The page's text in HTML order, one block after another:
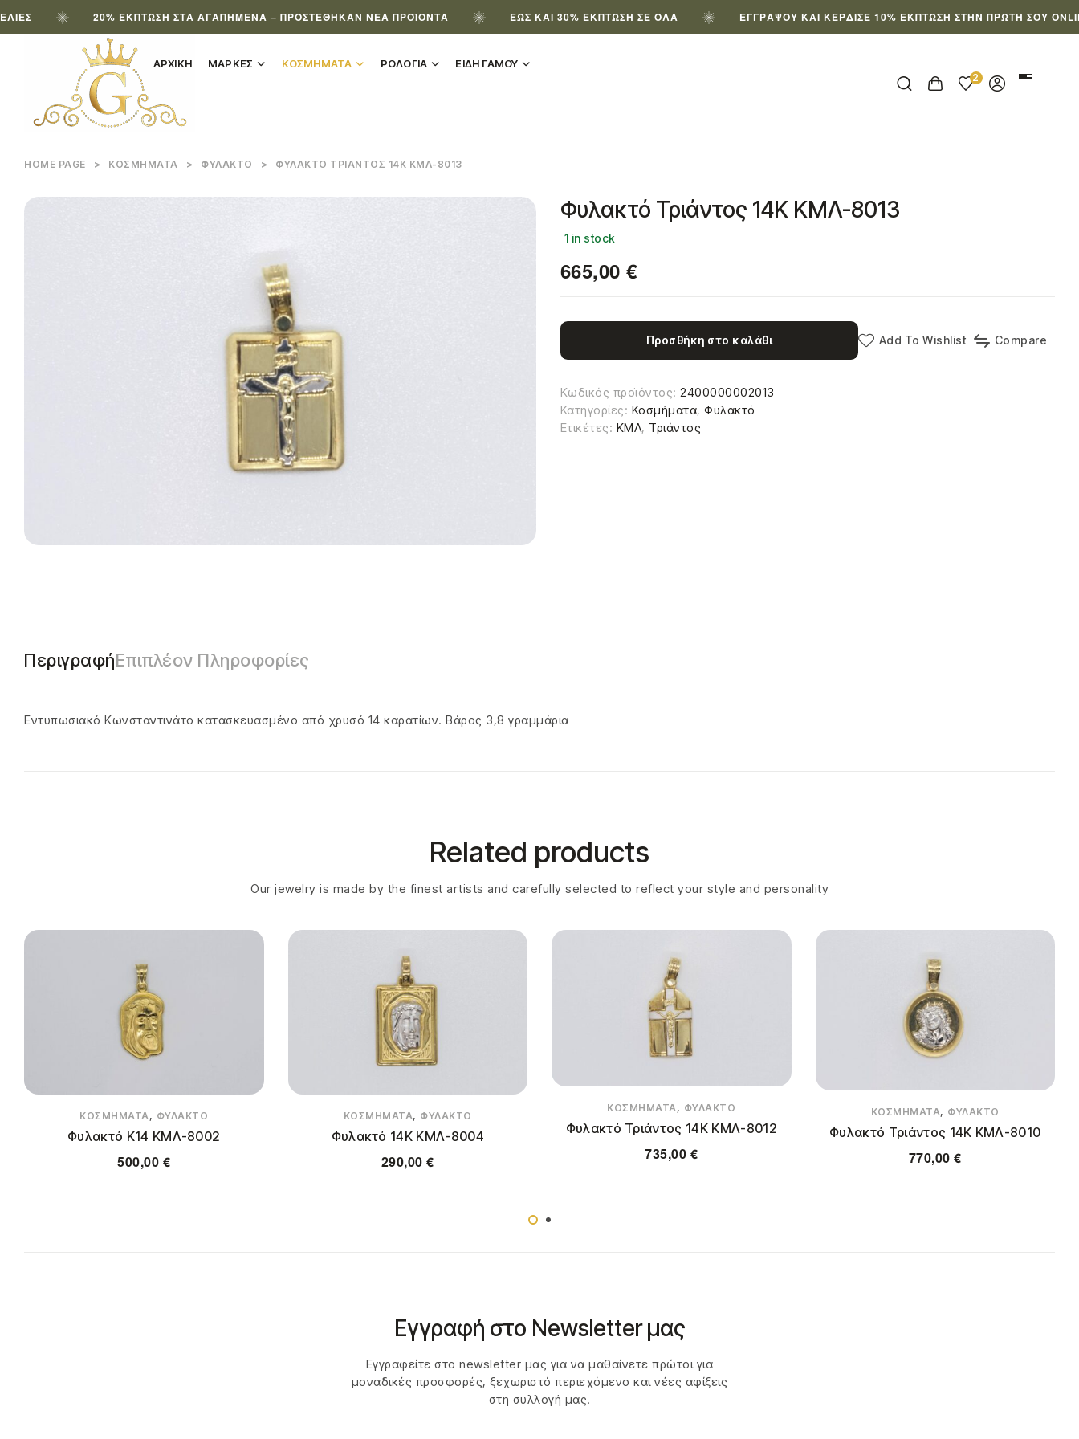
20% ΈΚΠΤΩΣΗ ΣΤΑ ΑΓΑΠΗΜΈΝΑ – ΠΡΟΣΤΈΘΗΚΑΝ ΝΈΑ ΠΡΟΪΌΝΤΑ ΈΩΣ ΚΑΙ 30% ΈΚΠΤΩΣΗ ΣΕ ΌΛΑ ΕΓΓΡΆΨΟΥ ΚΑΙ ΚΈΡΔΙΣΕ 10% ΈΚΠΤΩΣΗ ΣΤΗΝ ΠΡΏΤΗ ΣΟΥ ONLINE
ΑΡΧΙΚΗ ΜΑΡΚΕΣ ΚΟΣΜΗΜΑΤΑ ΡΟΛΟΓΙΑ ΕΙΔΗ ΓΑΜΟΥ
2
HOME PAGE > ΚΟΣΜΉΜΑΤΑ > ΦΥΛΑΚΤΌ > ΦΥΛΑΚΤΌ ΤΡΙΆΝΤΟΣ 14Κ ΚΜΛ-8013
Φυλακτό Τριάντος 14Κ ΚΜΛ-8013
1 in stock
665,00€
Προσθήκη στο καλάθι Add To Wishlist Compare
Κωδικός προϊόντος:2400000002013
Κατηγορίες: Κοσμήματα,Φυλακτό
Ετικέτες: ΚΜΛ, Τριάντος
ΠεριγραφήΕπιπλέον Πληροφορίες
Εντυπωσιακό Κωνσταντινάτο κατασκευασμένο από χρυσό 14 καρατίων. Βάρος 3,8 γραμμάρια
Related products
Our jewelry is made by the finest artists and carefully selected to reflect your style and personality
ΚΟΣΜΉΜΑΤΑ , ΦΥΛΑΚΤΌ
Φυλακτό Κ14 ΚΜΛ-8002
500,00 €
ΚΟΣΜΉΜΑΤΑ, ΦΥΛΑΚΤΌ
Φυλακτό 14Κ ΚΜΛ-8004
290,00€
ΚΟΣΜΉΜΑΤΑ, ΦΥΛΑΚΤΌ
Φυλακτό Τριάντος 14Κ ΚΜΛ-8012
735,00 €
ΚΟΣΜΉΜΑΤΑ, ΦΥΛΑΚΤΌ
Φυλακτό Τριάντος 14Κ ΚΜΛ-8010
770,00€
Εγγραφή στο Newsletter μας
Εγγραφείτε στο newsletter μας για να μαθαίνετε πρώτοι για
μοναδικές προσφορές, ξεχωριστό περιεχόμενο και νέες αφίξεις
στη συλλογή μας.